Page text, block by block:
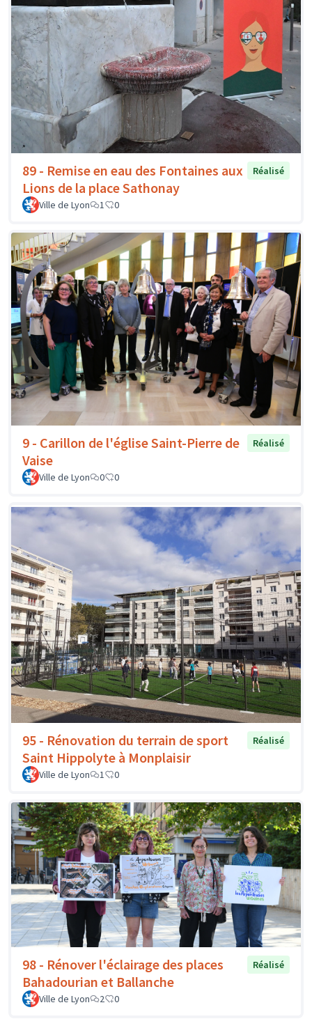
89 - Remise en eau des Fontaines aux
Lions de la place Sathonay
Réalisé
Ville de Lyon 1 0
9 - Carillon de l'église Saint-Pierre de
Vaise
Réalisé
Ville de Lyon 0 0
95 - Rénovation du terrain de sport
Saint Hippolyte à Monplaisir
Réalisé
Ville de Lyon 1 0
98 - Rénover l'éclairage des places
Bahadourian et Ballanche
Réalisé
Ville de Lyon 2 0